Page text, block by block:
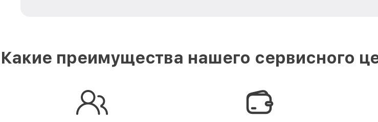
Какие преимущества нашего сервисного